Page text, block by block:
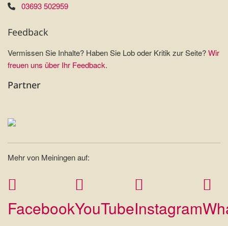
03693 502959
Feedback
Vermissen Sie Inhalte? Haben Sie Lob oder Kritik zur Seite?Wir
freuen uns über Ihr Feedback.
Partner
Mehr von Meiningen auf:
FacebookYouTubeInstagram